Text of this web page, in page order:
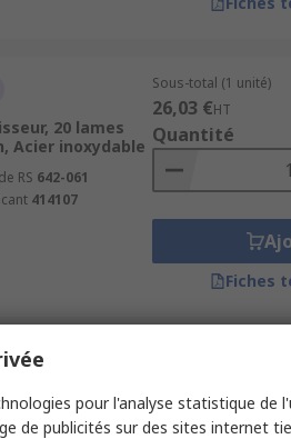
20 lames
Acier inoxydable
RS 642-061
414107
Sous-total (1 unité)
26,03 €HT
Quantité
Fiches
13 lames
Quantité
pour l'analyse statistique de
de publicités sur des sites internet